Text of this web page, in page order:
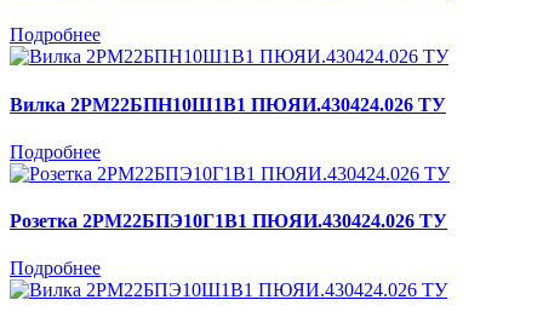
Подробнее
Вилка 2РМ22БПН10Ш1В1 ПЮЯИ.430424.026 ТУ
Подробнее
Розетка 2РМ22БПЭ10Г1В1 ПЮЯИ.430424.026 ТУ
Подробнее